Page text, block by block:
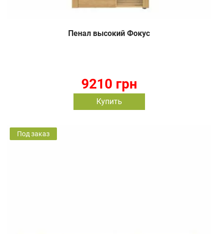
Пенал высокий Фокус
9210 грн
Купить
Под заказ